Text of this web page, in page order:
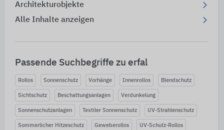
Architekturobjekte
Alle Inhalte anzeigen
Passende Suchbegriffe zu erfal
Rollos Sonnenschutz Vorhänge Innenrollos Blendschutz
Sichtschutz Beschattungsanlagen Verdunkelung
Sonnenschutzanlagen Textiler Sonnenschutz UV-Strahlenschutz
Sommerlicher Hitzeschutz Geweberollos UV-Schutz-Rollos